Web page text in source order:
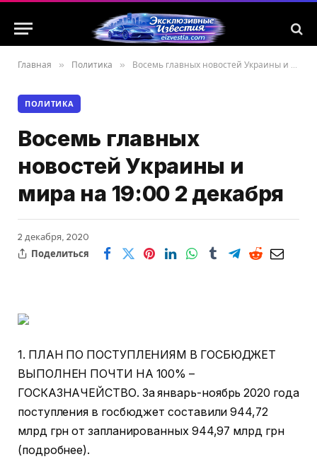
Главная » Политика » Восемь главных новостей Украины и мира на 19:00 2 декабря
ПОЛИТИКА
Восемь главных
новостей Украины и
мира на 19:00 2 декабря
2 декабря, 2020
Поделиться
1. ПЛАН ПО ПОСТУПЛЕНИЯМ В ГОСБЮДЖЕТ
ВЫПОЛНЕН ПОЧТИ НА 100% –
ГОСКАЗНАЧЕЙСТВО. За январь-ноябрь 2020 года
поступления в госбюджет составили 944,72
млрд грн от запланированных 944,97 млрд грн
(подробнее).